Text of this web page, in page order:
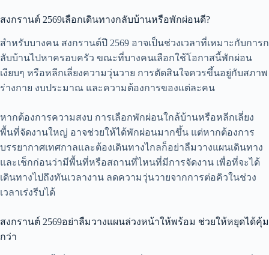
สงกรานต์ 2569เลือกเดินทางกลับบ้านหรือพักผ่อนดี?
สำหรับบางคน สงกรานต์ปี 2569 อาจเป็นช่วงเวลาที่เหมาะกับการก
ลับบ้านไปหาครอบครัว ขณะที่บางคนเลือกใช้โอกาสนี้พักผ่อน
เงียบๆ หรือหลีกเลี่ยงความวุ่นวาย การตัดสินใจควรขึ้นอยู่กับสภาพ
ร่างกาย งบประมาณ และความต้องการของแต่ละคน
หากต้องการความสงบ การเลือกพักผ่อนใกล้บ้านหรือหลีกเลี่ยง
พื้นที่จัดงานใหญ่ อาจช่วยให้ได้พักผ่อนมากขึ้น แต่หากต้องการ
บรรยากาศเทศกาลและต้องเดินทางไกลก็อย่าลืมวางแผนเดินทาง
และเช็กก่อนว่ามีพื้นที่หรือสถานที่ไหนที่มีการจัดงาน เพื่อที่จะได้
เดินทางไปถึงทันเวลางาน ลดความวุ่นวายจากการต่อคิวในช่วง
เวลาเร่งรีบได้
สงกรานต์ 2569อย่าลืมวางแผนล่วงหน้าให้พร้อม ช่วยให้หยุดได้คุ้ม
กว่า